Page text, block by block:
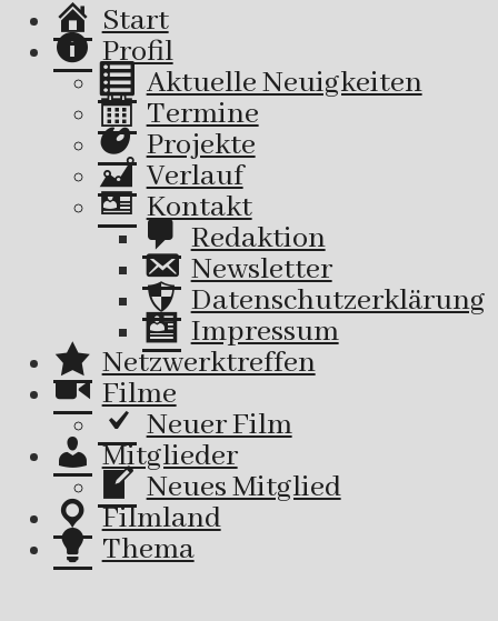
Start
Profil
Aktuelle Neuigkeiten
Termine
Projekte
Verlauf
Kontakt
Redaktion
Newsletter
Datenschutzerklärung
Impressum
Netzwerktreffen
Filme
Neuer Film
Mitglieder
Neues Mitglied
Filmland
Thema